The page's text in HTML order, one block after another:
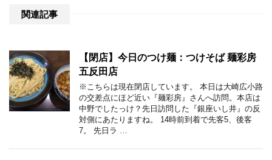
関連記事
【閉店】今日のつけ麺：つけそば 麺彩房
五反田店
※こちらは現在閉店しています。 本日は大崎広小路
の交差点にほど近い『麺彩房』さんへ訪問。本店は
中野でしたっけ？先日訪問した『銀座いし井』の反
対側にあたりますね。 14時前到着で先客5、後客
7。 先日ラ …